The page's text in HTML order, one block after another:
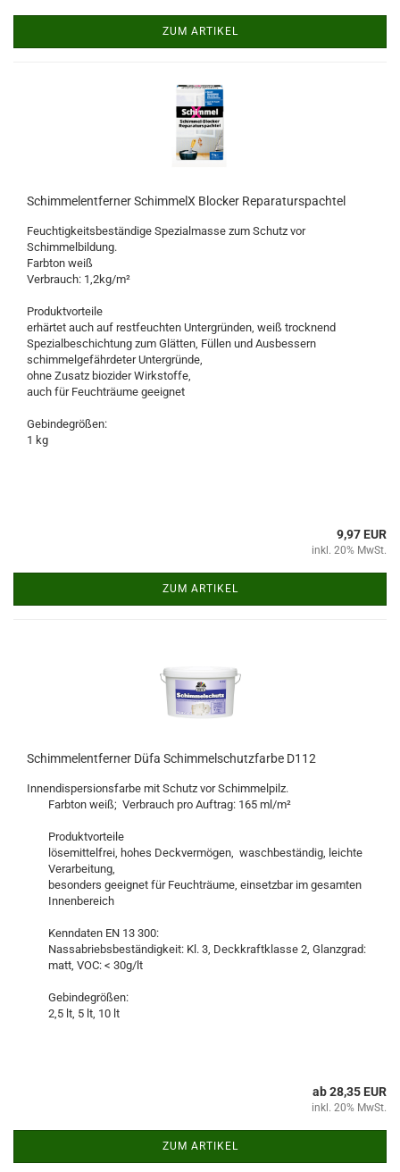
ZUM ARTIKEL
Schimmelentferner SchimmelX Blocker Reparaturspachtel
Feuchtigkeitsbeständige Spezialmasse zum Schutz vor
Schimmelbildung.
Farbton weiß
Verbrauch: 1,2kg/m²
Produktvorteile
erhärtet auch auf restfeuchten Untergründen, weiß trocknend
Spezialbeschichtung zum Glätten, Füllen und Ausbessern
schimmelgefährdeter Untergründe,
ohne Zusatz biozider Wirkstoffe,
auch für Feuchträume geeignet
Gebindegrößen:
1 kg
9,97 EUR
inkl. 20% MwSt.
ZUM ARTIKEL
Schimmelentferner Düfa Schimmelschutzfarbe D112
Innendispersionsfarbe mit Schutz vor Schimmelpilz.
Farbton weiß; Verbrauch pro Auftrag: 165 ml/m²
Produktvorteile
lösemittelfrei, hohes Deckvermögen, waschbeständig, leichte
Verarbeitung,
besonders geeignet für Feuchträume, einsetzbar im gesamten
Innenbereich
Kenndaten EN 13 300:
Nassabriebsbeständigkeit: Kl. 3, Deckkraftklasse 2, Glanzgrad:
matt, VOC: < 30g/lt
Gebindegrößen:
2,5 lt, 5 lt, 10 lt
ab 28,35 EUR
inkl. 20% MwSt.
ZUM ARTIKEL